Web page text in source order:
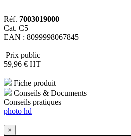
Réf. 7003019000
Cat. C5
EAN : 8099998067845
Prix public
59,96 € HT
Fiche produit
Conseils & Documents
Conseils pratiques
photo hd
×